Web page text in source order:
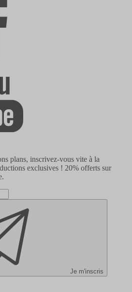
plans, inscrivez-vous vite à la
exclusives ! 20% offerts sur
Je m'inscris